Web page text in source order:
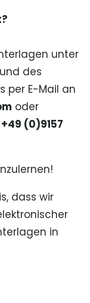
unter
des
per E-Mail an
oder
+49 (0)9157
dass wir
in